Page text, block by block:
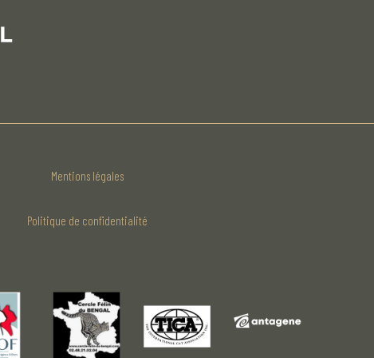
Mentions légales
Politique de confidentialité